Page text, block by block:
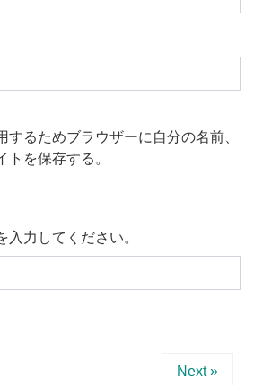
するためブラウザーに自分の名前、
トを保存する。
入力してください。
Next »